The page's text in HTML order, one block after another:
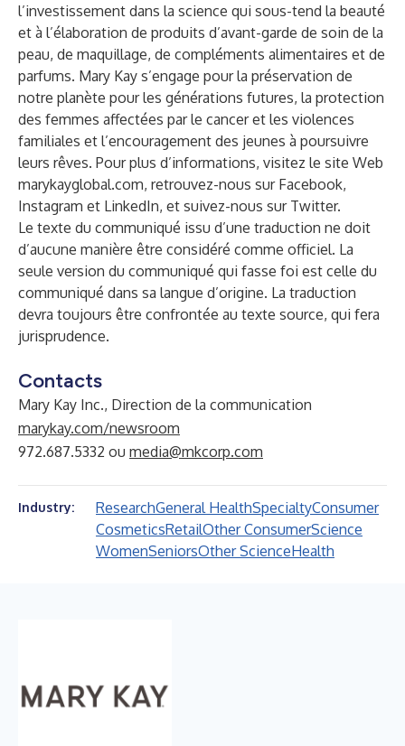
l’investissement dans la science qui sous-tend la beauté
et à l’élaboration de produits d’avant-garde de soin de la
peau, de maquillage, de compléments alimentaires et de
parfums. Mary Kay s’engage pour la préservation de
notre planète pour les générations futures, la protection
des femmes affectées par le cancer et les violences
familiales et l’encouragement des jeunes à poursuivre
leurs rêves. Pour plus d’informations, visitez le site Web
marykayglobal.com, retrouvez-nous sur Facebook,
Instagram et LinkedIn, et suivez-nous sur Twitter.
Le texte du communiqué issu d’une traduction ne doit
d’aucune manière être considéré comme officiel. La
seule version du communiqué qui fasse foi est celle du
communiqué dans sa langue d’origine. La traduction
devra toujours être confrontée au texte source, qui fera
jurisprudence.
Contacts
Mary Kay Inc., Direction de la communication
marykay.com/newsroom
972.687.5332 ou media@mkcorp.com
Industry: ResearchGeneral HealthSpecialtyConsumer
CosmeticsRetailOther ConsumerScience
WomenSeniorsOther ScienceHealth